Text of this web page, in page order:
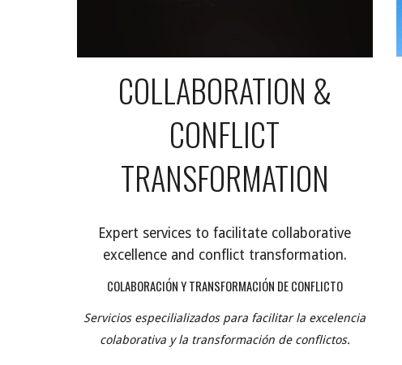
COLLABORATION &
CONFLICT
TRANSFORMATION
Expert services to facilitate collaborative
excellence and conflict transformation.
COLABORACIÓN Y TRANSFORMACIÓN DE CONFLICTO
Servicios especilializados para facilitar la excelencia
colaborativa y la transformación de conflictos.